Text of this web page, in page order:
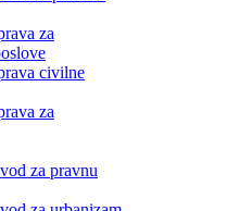
za
civilne
za
za pravnu